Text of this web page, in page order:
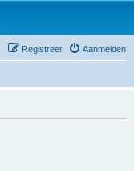
Aanmelden
Registreer